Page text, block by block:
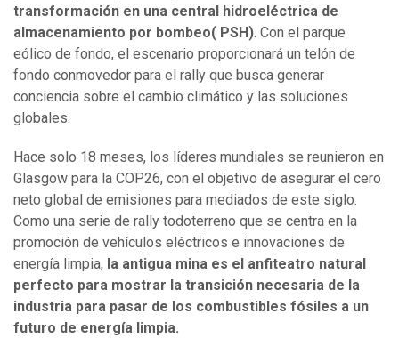
transformación en una central hidroeléctrica de
almacenamiento por bombeo( PSH). Con el parque
eólico de fondo, el escenario proporcionará un telón de
fondo conmovedor para el rally que busca generar
conciencia sobre el cambio climático y las soluciones
globales.
Hace solo 18 meses, los líderes mundiales se reunieron en
Glasgow para la COP26, con el objetivo de asegurar el cero
neto global de emisiones para mediados de este siglo.
Como una serie de rally todoterreno que se centra en la
promoción de vehículos eléctricos e innovaciones de
energía limpia, la antigua mina es el anfiteatro natural
perfecto para mostrar la transición necesaria de la
industria para pasar de los combustibles fósiles a un
futuro de energía limpia.